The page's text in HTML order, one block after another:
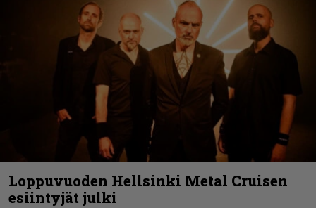
Loppuvuoden Hellsinki Metal Cruisen
esiintyjät julki